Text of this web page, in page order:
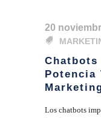
20
Potencia
Los chatbots